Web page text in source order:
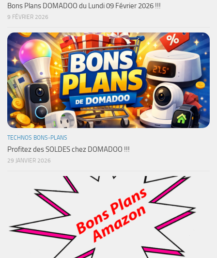
Bons Plans DOMADOO du Lundi 09 Février 2026 !!!
9 FÉVRIER 2026
TECHNOS BONS-PLANS
Profitez des SOLDES chez DOMADOO !!!
29 JANVIER 2026